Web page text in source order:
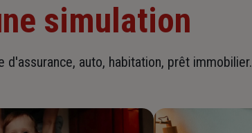
simulation
d'assurance, auto, habitation, prêt immobilier.